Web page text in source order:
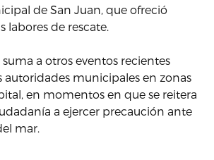
de San Juan, que ofreció
labores de rescate.
a otros eventos recientes
autoridades municipales en zonas
en momentos en que se reitera
a ejercer precaución ante
mar.